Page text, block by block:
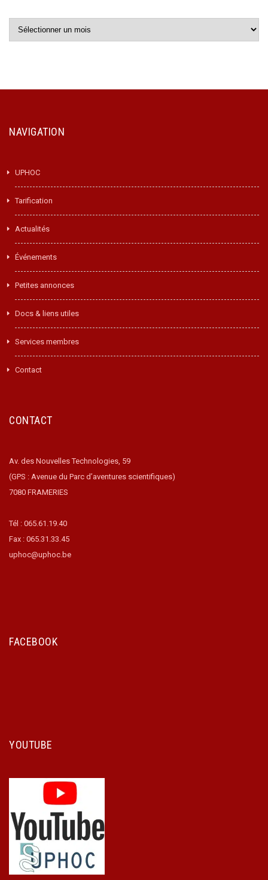
NAVIGATION
UPHOC
Tarification
Actualités
Événements
Petites annonces
Docs & liens utiles
Services membres
Contact
CONTACT
Av. des Nouvelles Technologies, 59
(GPS : Avenue du Parc d’aventures scientifiques)
7080 FRAMERIES
Tél : 065.61.19.40
Fax : 065.31.33.45
uphoc@uphoc.be
FACEBOOK
YOUTUBE